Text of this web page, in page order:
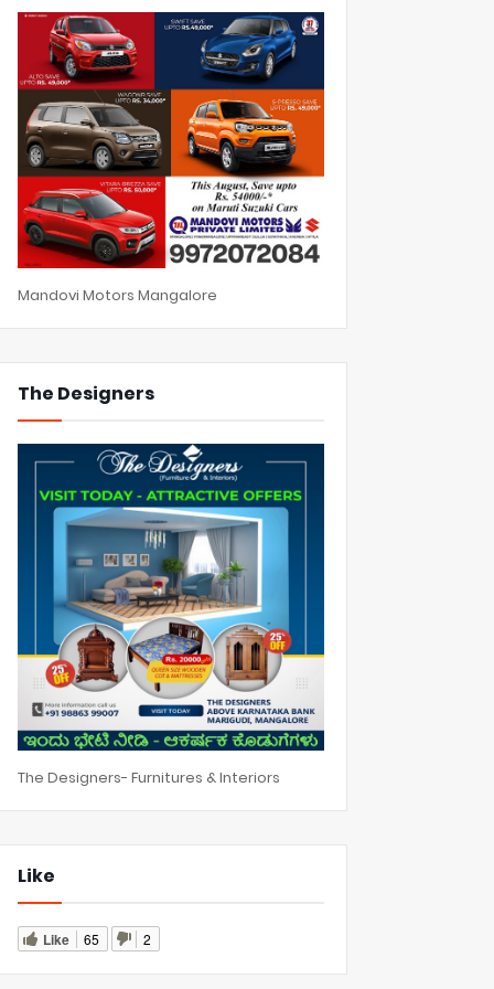
Mandovi Motors Mangalore
The Designers
The Designers- Furnitures & Interiors
Like
Like 65 2